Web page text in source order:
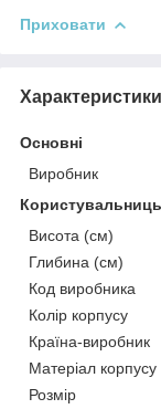
Приховати
Характеристики
Основні
Виробник
Висота (см)
Глибина (см)
Код виробника
Колір корпусу
Країна-виробник
Матеріал корпусу
Розмір